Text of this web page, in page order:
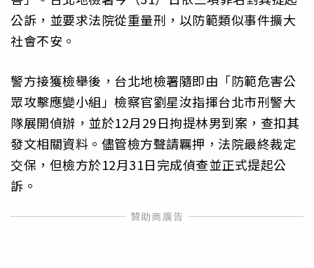
公訴，並要求法院從重量刑，以防範類似事件擴大
社會不安。
警方接獲檢舉後，台北地檢署隨即由「防範危害公
眾攻擊應變小組」檢察官劉星汝指揮台北市刑警大
隊展開偵辦，並於12月29日拘提林男到案，查扣其
發文相關資料。儘管檢方聲請羈押，法院最終裁定
交保，但檢方於12月31日完成偵查並正式提起公
訴。